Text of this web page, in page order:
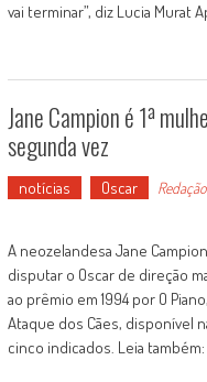
vai terminar”, diz Lucia Murat
Jane Campion é 1ª
segunda vez
notícias Oscar Redação
A neozelandesa Jane
disputar o Oscar de direção
ao prêmio em 1994 por O
Ataque dos Cães, disponível
cinco indicados. Leia